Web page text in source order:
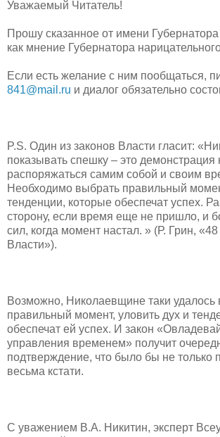
Уважаемый Читатель!
Прошу сказанное от имени
как мнение Губернатора
Если есть желание с ним пообщаться,
841@mail.ru и диалог обязательно
P.S. Один из законов Власти гласит:
показывать спешку – это демонстрация
распоряжаться самим собой и своим
Необходимо выбрать правильный
тенденции, которые обеспечат успех.
сторону, если время еще не пришло, и
сил, когда момент настал. » (Р. Грин,
Власти»).
Возможно, Николаевщине таки удалось
правильный момент, уловить дух и
обеспечат ей успех. И закон
управления временем» получит
подтверждение, что было бы не только
весьма кстати.
С уважением В.А. Никитин, эксперт